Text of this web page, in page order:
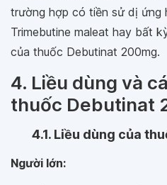
trường hợp có tiền sử dị ứng
Trimebutine maleat hay bất
của thuốc Debutinat 200mg.
4. Liều dùng và
thuốc Debutinat
4.1. Liều dùng của
Người lớn: